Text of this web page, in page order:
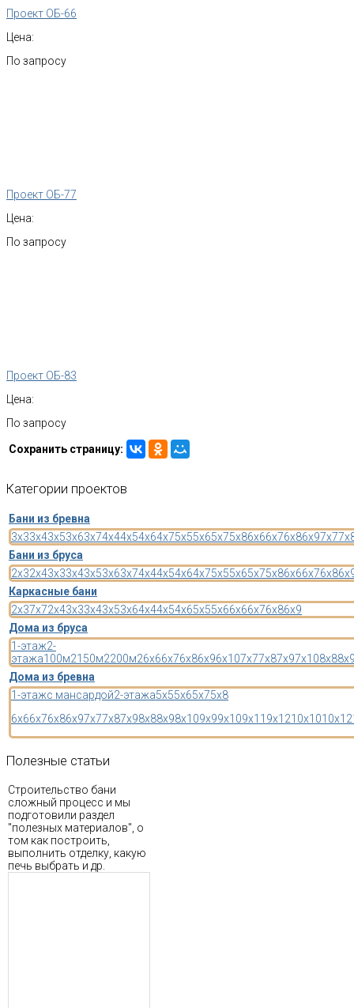
Проект ОБ-66
Цена:
По запросу
Проект ОБ-77
Цена:
По запросу
Проект ОБ-83
Цена:
По запросу
Сохранить страницу:
Категории проектов
Бани из бревна
3x33x43x53x63x74x44x54x64x75x55x65x75x86x66x76x86x97x7
Бани из бруса
2x32x43x33x43x53x63x74x44x54x64x75x55x65x75x86x66x76x8
Каркасные бани
2x37x72x43x33x43x53x64x44x54x65x55x66x66x76x86x9
Дома из бруса
1-этаж2-
этажа100м2150м2200м26x66x76x86x96x107x77x87x97x108x8
Дома из бревна
1-этажс мансардой2-этажа5x55x65x75x8
6x66x76x86x97x77x87x98x88x98x109x99x109x11 9x1210x1010x12
Полезные статьи
Строительство бани
сложный процесс и мы
подготовили раздел
"полезных материалов", о
том как построить,
выполнить отделку, какую
печь выбрать и др.